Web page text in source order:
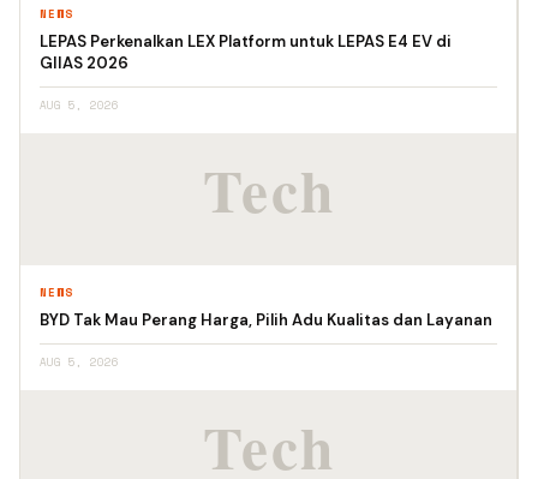
NEWS
LEPAS Perkenalkan LEX Platform untuk LEPAS E4 EV di
GIIAS 2026
AUG 5, 2026
NEWS
BYD Tak Mau Perang Harga, Pilih Adu Kualitas dan Layanan
AUG 5, 2026